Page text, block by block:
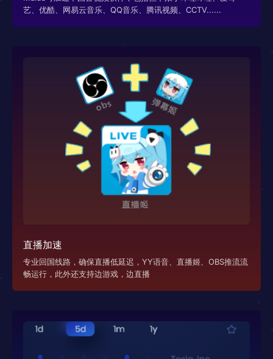
艺、优酷、网易云音乐、QQ音乐、腾讯视频、CCTV......
直播加速
专业回国线路，确保直播低延迟，YY语音、直播姬、OBS推流流
畅运行，此外还支持边游戏，边直播